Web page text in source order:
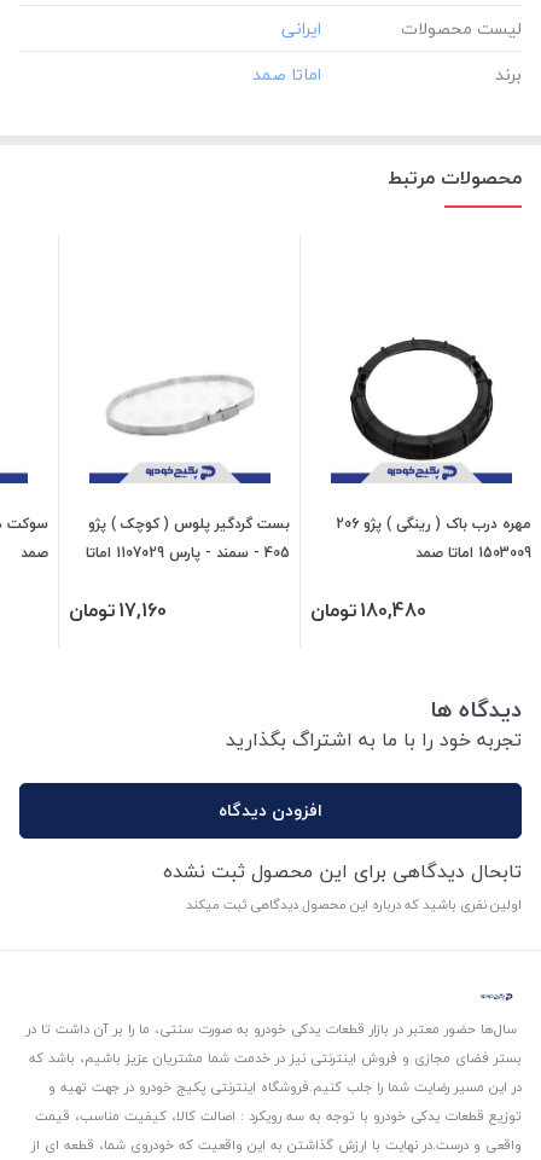
لیست محصولات
برند
محصولات مرتبط
مهره درب باک ( رینگی ) پژو 206
1503009 اماتا صمد
180,480تومان
بست گردگیر پلوس ( کوچک ) پژو
405 - سمند - پارس 1107029 اماتا
17,160تومان
صمد
دیدگاه ها
تجربه خود را با ما به اشتراگ بگذارید
افزودن دیدگاه
تابحال دیدگاهی برای این محصول ثبت نشده
اولین نفری باشید که درباره این محصول دیدگاهی ثبت میکند
سال‌ها حضور معتبر در بازار قطعات یدکی خودرو به صورت سنتی، ما را بر آن داشت تا در
بستر فضای مجازی و فروش اینترنتی نیز در خدمت شما مشتریان عزیز باشیم، باشد که
در این مسیر رضایت شما را جلب کنیم.فروشگاه اینترنتی پکیج خودرو در جهت تهیه و
توزیع قطعات یدکی خودرو با توجه به سه رویکرد : اصالت کالا، کیفیت مناسب، قیمت
واقعی و درست.در نهایت با ارزش گذاشتن به این واقعیت که خودروی شما، قطعه ای از